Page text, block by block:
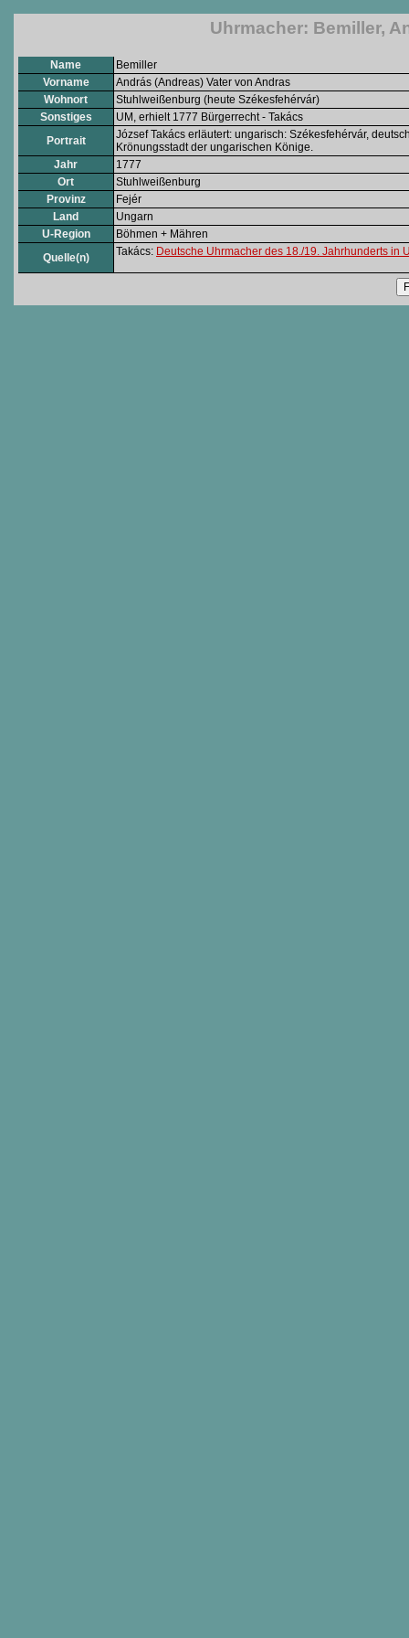
Uhrmacher: Bemiller,
Name
Bemiller
Vorname
András (Andreas) Vater von Andras
Wohnort
Stuhlweißenburg (heute Székesfehérvár)
Sonstiges
UM, erhielt 1777 Bürgerrecht - Takács
Portrait
József Takács erläutert: ungarisch: Székesfehérvár,
Krönungsstadt der ungarischen Könige.
Jahr
1777
Ort
Stuhlweißenburg
Provinz
Fejér
Land
Ungarn
U-Region
Böhmen + Mähren
Quelle(n)
Takács: Deutsche Uhrmacher des 18./19. Jahrhunderts in